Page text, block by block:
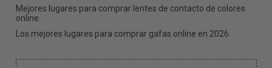
Mejores lugares para comprar lentes de contacto de colores
online
Los mejores lugares para comprar gafas online en 2026